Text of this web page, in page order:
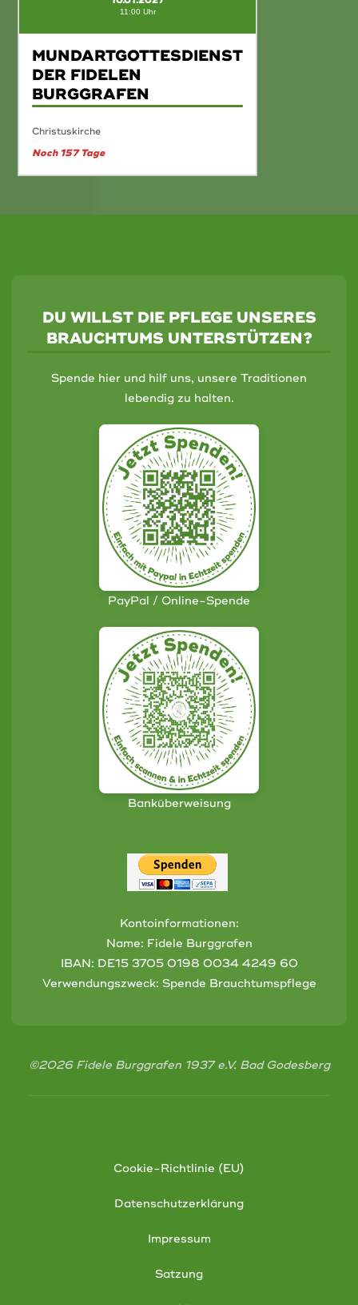
11:00 Uhr
MUNDARTGOTTESDIENST
DER FIDELEN
BURGGRAFEN
Christuskirche
Noch 157 Tage
DU WILLST DIE PFLEGE UNSERES
BRAUCHTUMS UNTERSTÜTZEN?
Spende hier und hilf uns, unsere Traditionen
lebendig zu halten.
PayPal / Online-Spende
Banküberweisung
Kontoinformationen:
Name: Fidele Burggrafen
IBAN: DE15 3705 0198 0034 4249 60
Verwendungszweck: Spende Brauchtumspflege
©2026 Fidele Burggrafen 1937 e.V. Bad Godesberg
Cookie-Richtlinie (EU)
Datenschutzerklärung
Impressum
Satzung